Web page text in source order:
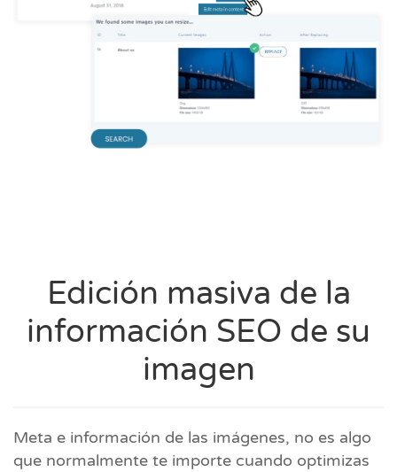
Edición masiva de la
información SEO de su
imagen
Meta e información de las imágenes, no es algo
que normalmente te importe cuando optimizas